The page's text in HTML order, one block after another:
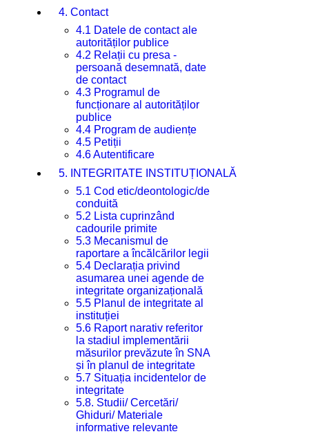
4. Contact
4.1 Datele de contact ale
autorităților publice
4.2 Relații cu presa -
persoană desemnată, date
de contact
4.3 Programul de
funcționare al autorităților
publice
4.4 Program de audiențe
4.5 Petiții
4.6 Autentificare
5. INTEGRITATE INSTITUȚIONALĂ
5.1 Cod etic/deontologic/de
conduită
5.2 Lista cuprinzând
cadourile primite
5.3 Mecanismul de
raportare a încălcărilor legii
5.4 Declarația privind
asumarea unei agende de
integritate organizațională
5.5 Planul de integritate al
instituției
5.6 Raport narativ referitor
la stadiul implementării
măsurilor prevăzute în SNA
și în planul de integritate
5.7 Situația incidentelor de
integritate
5.8. Studii/ Cercetări/
Ghiduri/ Materiale
informative relevante